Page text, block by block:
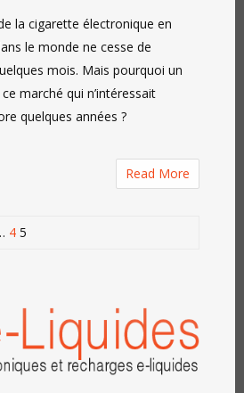
économiques
ou
enjeux
de
Santé
la cigarette électronique en
le monde ne cesse de
mois. Mais pourquoi un
marché qui n’intéressait
quelques années ?
Read More
Page
4 Page
5